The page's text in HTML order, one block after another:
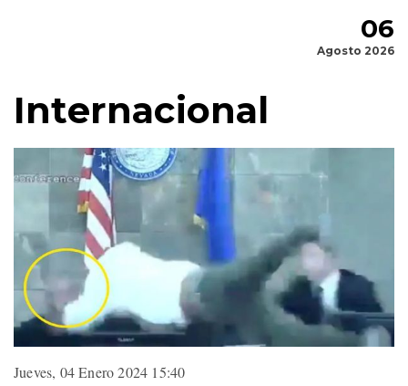
06
Agosto 2026
Internacional
Jueves, 04 Enero 2024 15:40